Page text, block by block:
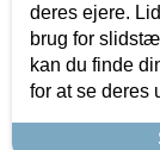
deres ejere.
brug for
kan du finde
for at se deres